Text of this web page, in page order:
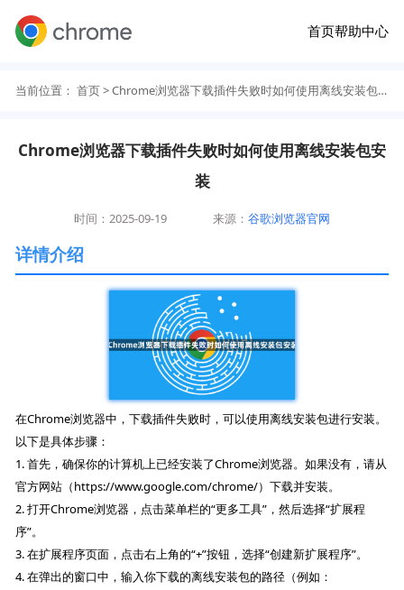
首页帮助中心
当前位置： 首页> Chrome浏览器下载插件失败时如何使用离线安装包安装
Chrome浏览器下载插件失败时如何使用离线安装包安
装
时间：2025-09-19 来源：谷歌浏览器官网
详情介绍
在Chrome浏览器中，下载插件失败时，可以使用离线安装包进行安装。
以下是具体步骤：
1. 首先，确保你的计算机上已经安装了Chrome浏览器。如果没有，请从
官方网站（https://www.google.com/chrome/）下载并安装。
2. 打开Chrome浏览器，点击菜单栏的“更多工具”，然后选择“扩展程
序”。
3. 在扩展程序页面，点击右上角的“+”按钮，选择“创建新扩展程序”。
4. 在弹出的窗口中，输入你下载的离线安装包的路径（例如：